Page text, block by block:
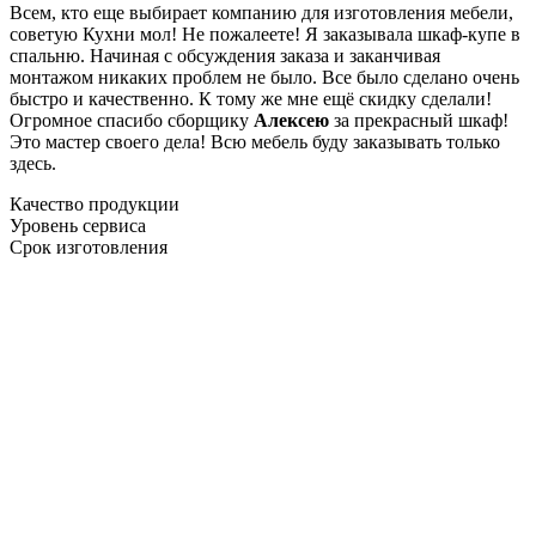
Всем, кто еще выбирает компанию для изготовления мебели,
советую Кухни мол! Не пожалеете! Я заказывала шкаф-купе в
спальню. Начиная с обсуждения заказа и заканчивая
монтажом никаких проблем не было. Все было сделано очень
быстро и качественно. К тому же мне ещё скидку сделали!
Огромное спасибо сборщику Алексею за прекрасный шкаф!
Это мастер своего дела! Всю мебель буду заказывать только
здесь.
Качество продукции
Уровень сервиса
Срок изготовления